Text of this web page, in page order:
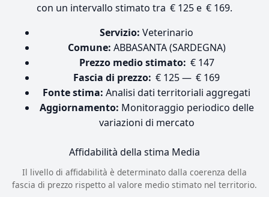
con un intervallo stimato tra € 125 e € 169.
Servizio: Veterinario
Comune: ABBASANTA (SARDEGNA)
Prezzo medio stimato: € 147
Fascia di prezzo: € 125 — € 169
Fonte stima: Analisi dati territoriali aggregati
Aggiornamento: Monitoraggio periodico delle
variazioni di mercato
Affidabilità della stima Media
Il livello di affidabilità è determinato dalla coerenza della
fascia di prezzo rispetto al valore medio stimato nel territorio.